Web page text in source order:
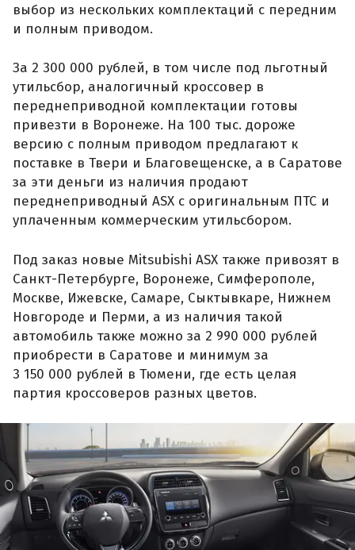
выбор из нескольких комплектаций с передним
и полным приводом.
За 2 300 000 рублей, в том числе под льготный
утильсбор, аналогичный кроссовер в
переднеприводной комплектации готовы
привезти в Воронеже. На 100 тыс. дороже
версию с полным приводом предлагают к
поставке в Твери и Благовещенске, а в Саратове
за эти деньги из наличия продают
переднеприводный ASX с оригинальным ПТС и
уплаченным коммерческим утильсбором.
Под заказ новые Mitsubishi ASX также привозят в
Санкт-Петербурге, Воронеже, Симферополе,
Москве, Ижевске, Самаре, Сыктывкаре, Нижнем
Новгороде и Перми, а из наличия такой
автомобиль также можно за 2 990 000 рублей
приобрести в Саратове и минимум за
3 150 000 рублей в Тюмени, где есть целая
партия кроссоверов разных цветов.